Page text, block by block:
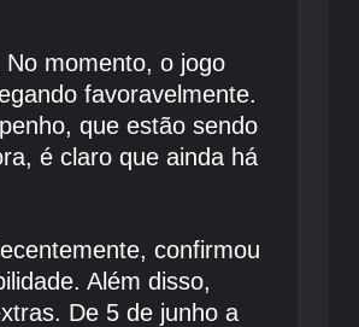
No momento, o jogo
favoravelmente.
que estão sendo
é claro que ainda há
confirmou
Além disso,
De 5 de junho a